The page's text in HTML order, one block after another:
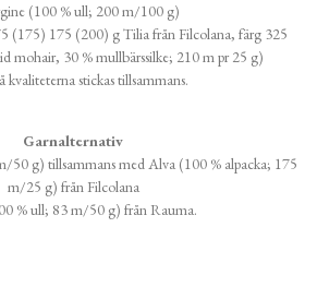
(100 % ull; 200 m/100 g)
(175) 175 (200) g Tilia från Filcolana, färg 325
mohair, 30 % mullbärssilke; 210 m pr 25 g)
kvaliteterna stickas tillsammans.
Garnalternativ
50 g) tillsammans med Alva (100 % alpacka; 175
m/25 g) från Filcolana
% ull; 83 m/50 g) från Rauma.